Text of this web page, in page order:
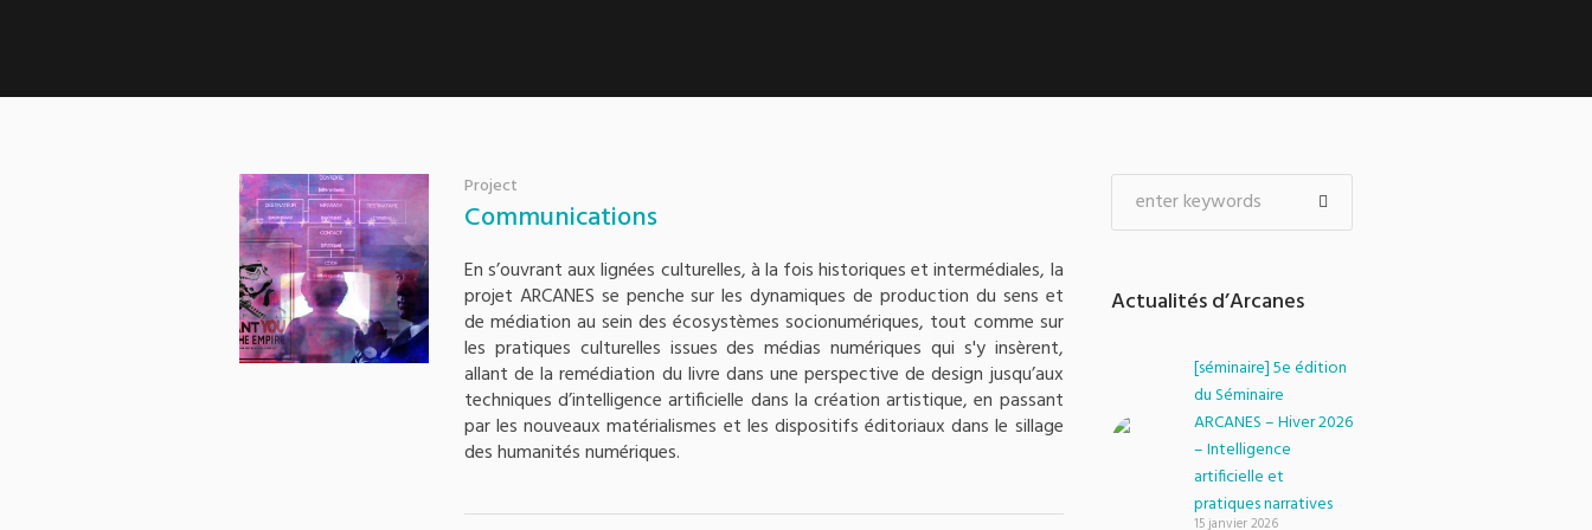
Project
Communications
En s’ouvrant aux lignées culturelles, à la fois historiques et intermédiales, la
projet ARCANES se penche sur les dynamiques de production du sens et
de médiation au sein des écosystèmes socionumériques, tout comme sur
les pratiques culturelles issues des médias numériques qui s'y insèrent,
allant de la remédiation du livre dans une perspective de design jusqu’aux
techniques d’intelligence artificielle dans la création artistique, en passant
par les nouveaux matérialismes et les dispositifs éditoriaux dans le sillage
des humanités numériques.
Actualités d’Arcanes
[séminaire] 5e édition
du Séminaire
ARCANES – Hiver 2026
– Intelligence
artificielle et
pratiques narratives
15 janvier 2026